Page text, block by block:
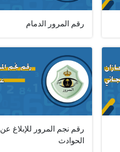
رقم المرور الدمام
رقم نجم المرور للإبلاغ عن
الحوادث